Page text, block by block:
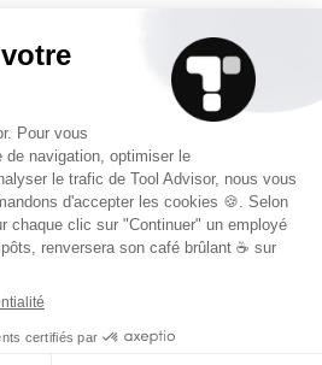
droits réservés - Fait à Paris avec
de ♥